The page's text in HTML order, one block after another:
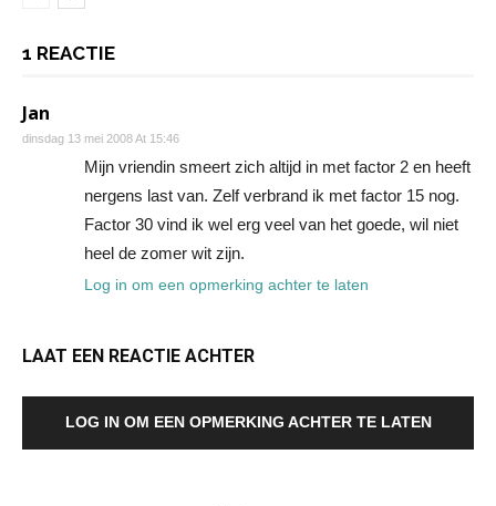
1 REACTIE
Jan
dinsdag 13 mei 2008 At 15:46
Mijn vriendin smeert zich altijd in met factor 2 en heeft
nergens last van. Zelf verbrand ik met factor 15 nog.
Factor 30 vind ik wel erg veel van het goede, wil niet
heel de zomer wit zijn.
Log in om een opmerking achter te laten
LAAT EEN REACTIE ACHTER
LOG IN OM EEN OPMERKING ACHTER TE LATEN